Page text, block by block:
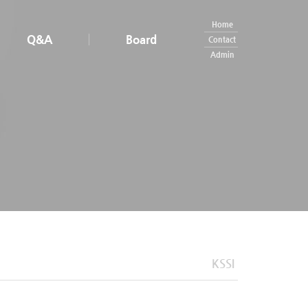
Q&A Board
Home
Contact
Admin
KSSI